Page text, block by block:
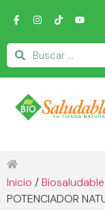
Inicio /Biosaludable
POTENCIADOR